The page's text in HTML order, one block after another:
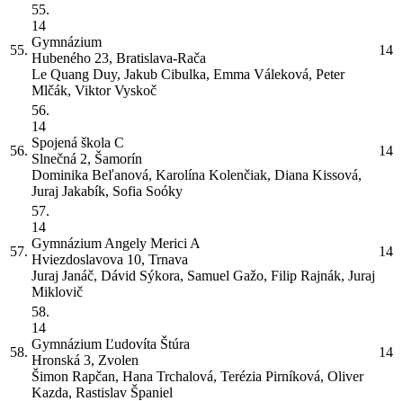
55.
55.
14
Gymnázium
Hubeného 23, Bratislava-Rača
Le Quang Duy, Jakub Cibulka, Emma Váleková, Peter
Mlčák, Viktor Vyskoč
14
56.
56.
14
Spojená škola C
Slnečná 2, Šamorín
Dominika Beľanová, Karolína Kolenčiak, Diana Kissová,
Juraj Jakabík, Sofia Soóky
14
57.
57.
14
Gymnázium Angely Merici A
Hviezdoslavova 10, Trnava
Juraj Janáč, Dávid Sýkora, Samuel Gažo, Filip Rajnák, Juraj
Miklovič
14
58.
58.
14
Gymnázium Ľudovíta Štúra
Hronská 3, Zvolen
Šimon Rapčan, Hana Trchalová, Terézia Pirníková, Oliver
Kazda, Rastislav Španiel
14